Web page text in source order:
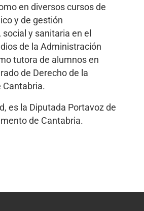
en diversos cursos de
y de gestión
y sanitaria en el
de la Administración
tutora de alumnos en
de Derecho de la
Cantabria.
es la Diputada Portavoz de
de Cantabria.